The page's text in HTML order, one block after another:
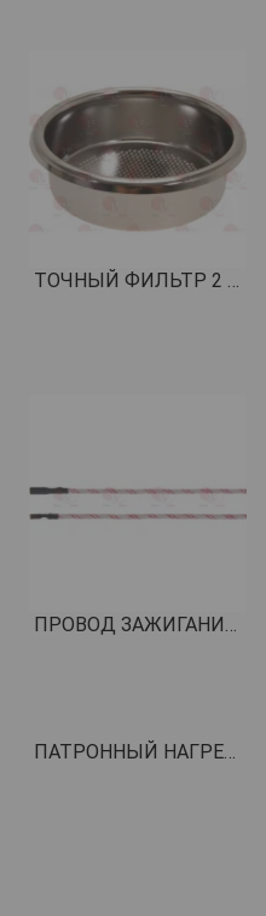
ПРОВОД ЗАЖИГАНИЯ SIT 500 мм КОД: 3001028
ПАТРОННЫЙ НАГРЕВАТЕЛЬНЫЙ ЭЛЕМЕНТ 250 Вт 230В КОД: 1755359